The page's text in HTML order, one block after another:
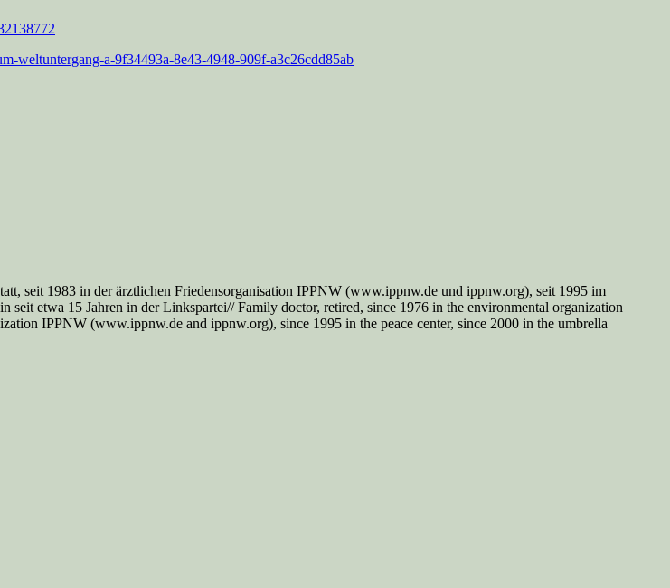
weltuntergang-a-9f34493a-8e43-4948-909f-a3c26cdd85ab
seit 1983 in der ärztlichen Friedensorganisation IPPNW (www.ippnw.de und ippnw.org), seit 1995 im
etwa 15 Jahren in der Linkspartei// Family doctor, retired, since 1976 in the environmental organization
IPPNW (www.ippnw.de and ippnw.org), since 1995 in the peace center, since 2000 in the umbrella